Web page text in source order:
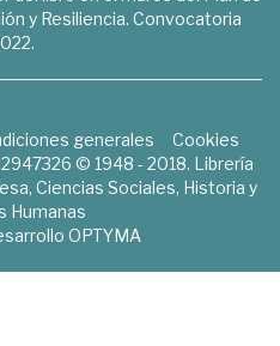
y Resiliencia. Convocatoria
generales
Cookies
© 1948 - 2018. Librería
Ciencias Sociales, Historia y
Humanas
OPTYMA